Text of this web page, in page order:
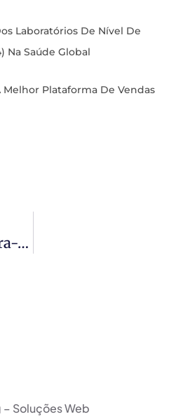
Laboratórios De Nível De
Na Saúde Global
Melhor Plataforma De Vendas
Campos-Para-Preencher-Palavras-Chaves-1080×675
– Soluções Web